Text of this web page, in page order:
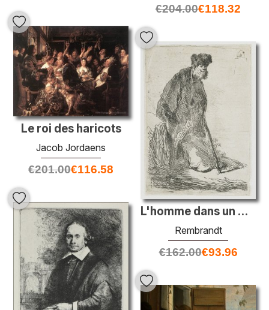
€204.00€118.32
Le roi des haricots
Jacob Jordaens
€201.00€116.58
L'homme dans un manteau et un capuchon de fourrure appuyé contre
Rembrandt
€162.00€93.96